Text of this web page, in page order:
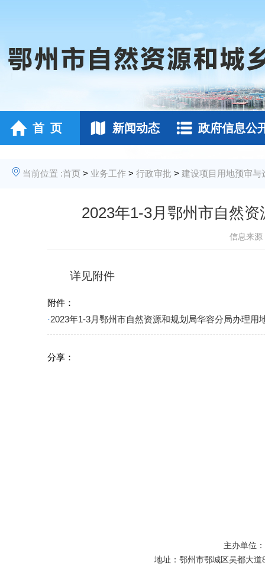
首 页 新闻动态 政府信息公
当前位置 :首页 > 业务工作 > 行政审批 > 建设项目用地预审与
2023年1-3月鄂州市自然
信息来源
详见附件
附件：
·2023年1-3月鄂州市自然资源和规划局华容分局办理用
分享：
主办单位
地址：鄂州市鄂城区吴都大